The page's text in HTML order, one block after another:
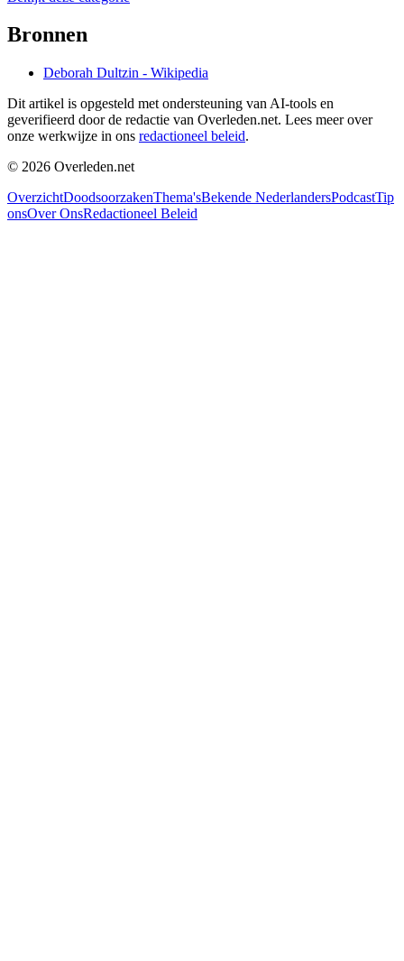
Bronnen
Deborah Dultzin - Wikipedia
Dit artikel is opgesteld met ondersteuning van AI-tools en
geverifieerd door de redactie van Overleden.net. Lees meer over
onze werkwijze in ons redactioneel beleid.
© 2026 Overleden.net
OverzichtDoodsoorzakenThema'sBekende NederlandersPodcastTip
onsOver OnsRedactioneel Beleid